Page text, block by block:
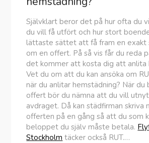
Självklart beror det på hur ofta du
du vill få utfört och hur stort
lättaste sättet att få fram en exakt
om en offert. På så vis får du reda
det kommer att kosta dig att anlita
Vet du om att du kan ansöka om
när du anlitar hemstädning? När du
offert bör du nämna att du vill
avdraget. Då kan städfirman skriva
offerten på en gång så att du som
beloppet du själv måste betala.
Stockholm täcker också RUT.…